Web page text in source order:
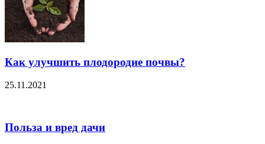
Как улучшить плодородие почвы?
25.11.2021
Польза и вред дачи